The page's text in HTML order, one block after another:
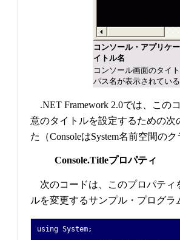
コンソール・アプリケ
イトル名
コンソール画面のタイ
パス名が表示されている
.NET Framework 2.0では、この
意のタイトルを設定するための
た（ConsoleはSystem名前空間のク
Console.Titleプロパティ
次のコードは、このプロパティ
ルを変更するサンプル・プログラ
using System;